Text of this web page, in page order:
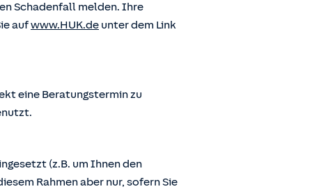
Schadenfall melden. Ihre
aufwww.HUK.de unter dem Link
eine Beratungstermin zu
(z.B. um Ihnen den
Rahmen aber nur, sofern Sie